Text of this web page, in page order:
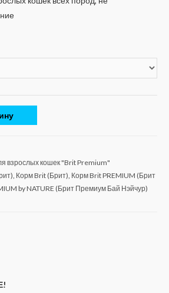
взрослых кошек "Brit Premium"
, Корм Brit (Брит), Корм Brit PREMIUM (Брит
by NATURE (Брит Премиум Бай Нэйчур)